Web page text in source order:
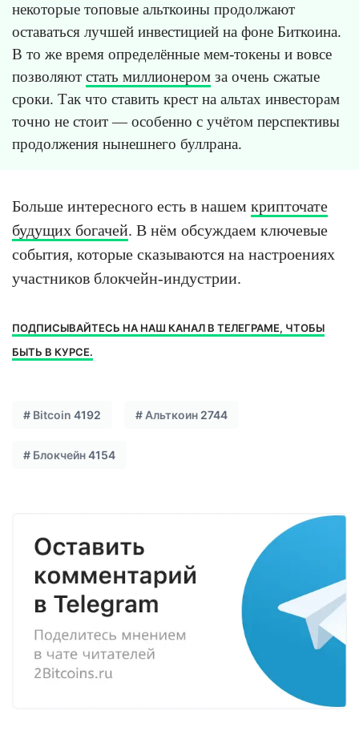
некоторые топовые альткоины продолжают
оставаться лучшей инвестицией на фоне Биткоина.
В то же время определённые мем-токены и вовсе
позволяют стать миллионером за очень сжатые
сроки. Так что ставить крест на альтах инвесторам
точно не стоит — особенно с учётом перспективы
продолжения нынешнего буллрана.
Больше интересного есть в нашем крипточате
будущих богачей. В нём обсуждаем ключевые
события, которые сказываются на настроениях
участников блокчейн-индустрии.
ПОДПИСЫВАЙТЕСЬ НА НАШ КАНАЛ В ТЕЛЕГРАМЕ, ЧТОБЫ
БЫТЬ В КУРСЕ.
# Bitcoin 4192 # Альткоин 2744
# Блокчейн4154